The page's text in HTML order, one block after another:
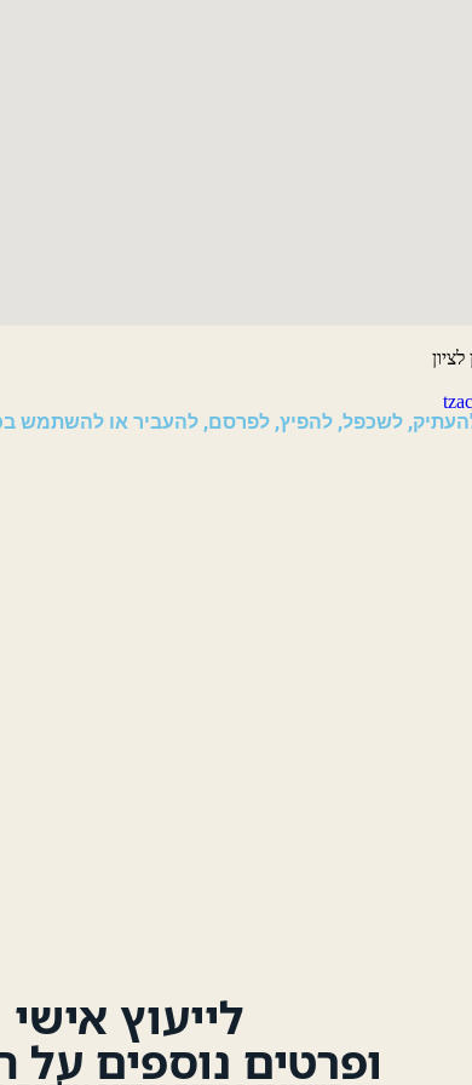
להעתיק, לשכפל, להפיץ, לפרסם, להעביר או להשתמש
לייעוץ אישי
ופרטים נוספים על